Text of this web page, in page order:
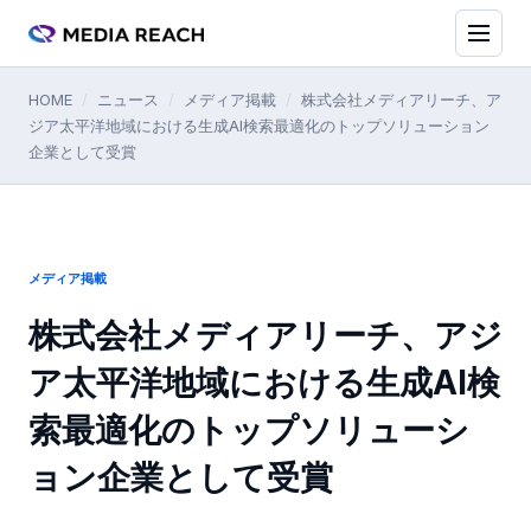
HOME ニュース メディア掲載
株式会社メディアリーチ、ア
ジア太平洋地域における生成AI検索最適化のトップソリューション
企業として受賞
メディア掲載
株式会社メディアリーチ、アジ
ア太平洋地域における生成AI検
索最適化のトップソリューシ
ョン企業として受賞